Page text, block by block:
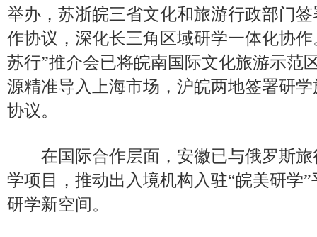
举办，苏浙皖三省文化和旅游行政部门
作协议，深化长三角区域研学一体化协
苏行”推介会已将皖南国际文化旅游示范
源精准导入上海市场，沪皖两地签署研
协议。
在国际合作层面，安徽已与俄罗斯旅
学项目，推动出入境机构入驻“皖美研学
研学新空间。